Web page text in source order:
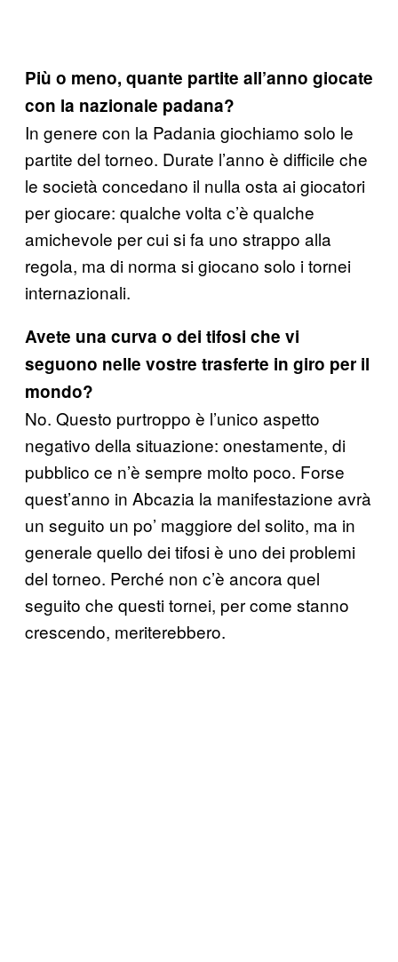
Più o meno, quante partite all’anno giocate
con la nazionale padana?
In genere con la Padania giochiamo solo le
partite del torneo. Durate l’anno è difficile che
le società concedano il nulla osta ai giocatori
per giocare: qualche volta c’è qualche
amichevole per cui si fa uno strappo alla
regola, ma di norma si giocano solo i tornei
internazionali.
Avete una curva o dei tifosi che vi
seguono nelle vostre trasferte in giro per il
mondo?
No. Questo purtroppo è l’unico aspetto
negativo della situazione: onestamente, di
pubblico ce n’è sempre molto poco. Forse
quest’anno in Abcazia la manifestazione avrà
un seguito un po’ maggiore del solito, ma in
generale quello dei tifosi è uno dei problemi
del torneo. Perché non c’è ancora quel
seguito che questi tornei, per come stanno
crescendo, meriterebbero.